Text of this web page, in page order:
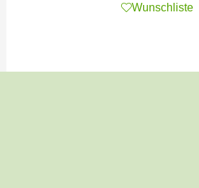
Wunschliste